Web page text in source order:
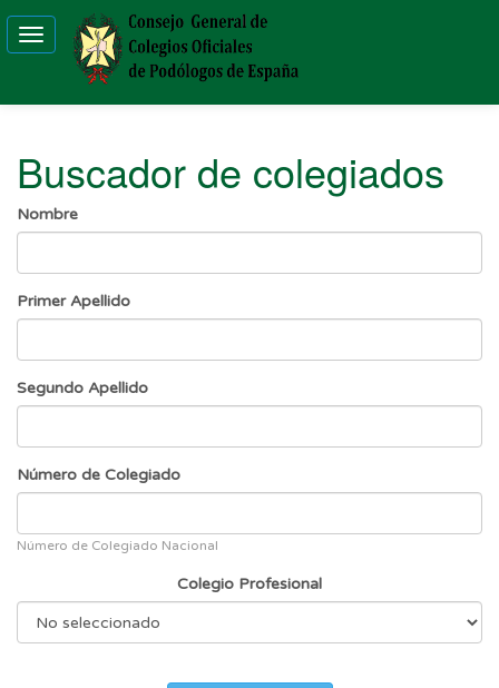
Toggle
navigation
Buscador de colegiados
Nombre
Primer Apellido
Segundo Apellido
Número de Colegiado
Número de Colegiado Nacional
Colegio Profesional